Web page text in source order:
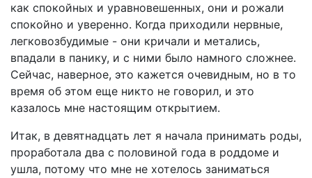
как спокойных и уравновешенных, они и рожали
спокойно и уверенно. Когда приходили нервные,
легковозбудимые - они кричали и метались,
впадали в панику, и с ними было намного сложнее.
Сейчас, наверное, это кажется очевидным, но в то
время об этом еще никто не говорил, и это
казалось мне настоящим открытием.
Итак, в девятнадцать лет я начала принимать роды,
проработала два с половиной года в роддоме и
ушла, потому что мне не хотелось заниматься